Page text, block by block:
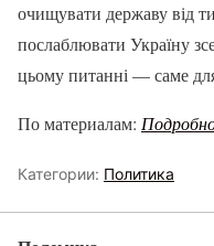
очищувати державу від
послаблювати Україну
цьому питанні — саме
По материалам:
Категории: Политика